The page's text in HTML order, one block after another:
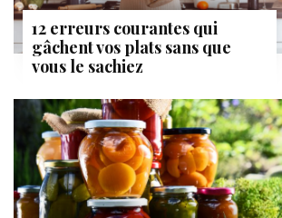
12 erreurs courantes qui
gâchent vos plats sans que
vous le sachiez